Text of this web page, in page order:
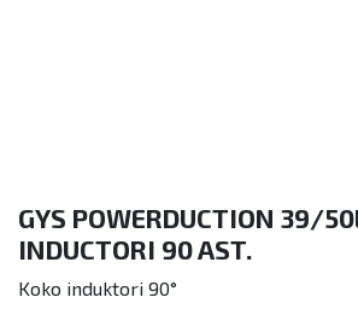
GYS POWERDUCTION 39/
INDUCTORI 90 AST.
Koko induktori 90°